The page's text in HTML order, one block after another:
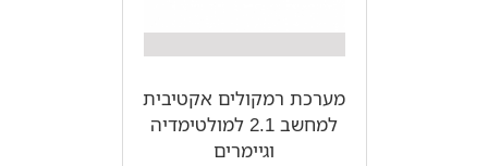
מערכת רמקולים אקטיבית
למחשב 2.1 למולטימדיה
וגיימרים